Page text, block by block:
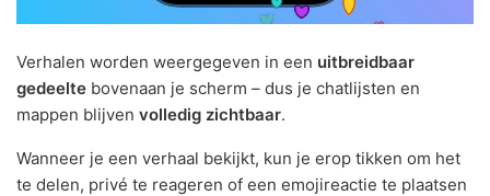
Verhalen worden weergegeven in een uitbreidbaar
gedeelte bovenaan je scherm – dus je chatlijsten en
mappen blijven volledig zichtbaar.
Wanneer je een verhaal bekijkt, kun je erop tikken om het
te delen, privé te reageren of een emojireactie te plaatsen